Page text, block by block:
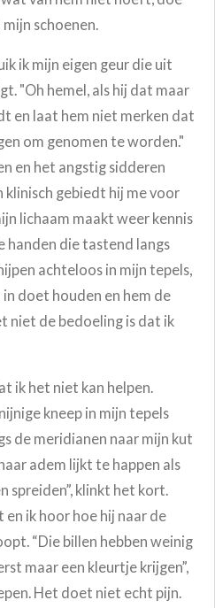
schoenen.
ik mijn eigen geur die uit
"Oh hemel, als hij dat maar
en laat hem niet merken dat
om genomen te worden."
en het angstig sidderen
klinisch gebiedt hij me voor
lichaam maakt weer kennis
handen die tastend langs
achteloos in mijn tepels,
doet houden en hem de
niet de bedoeling is dat ik
ik het niet kan helpen.
kneep in mijn tepels
de meridianen naar mijn kut
adem lijkt te happen als
spreiden”, klinkt het kort.
ik hoor hoe hij naar de
“Die billen hebben weinig
maar een kleurtje krijgen”,
Het doet niet echt pijn.